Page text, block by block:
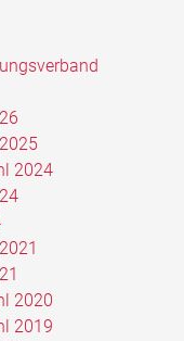
2024
2020
2019